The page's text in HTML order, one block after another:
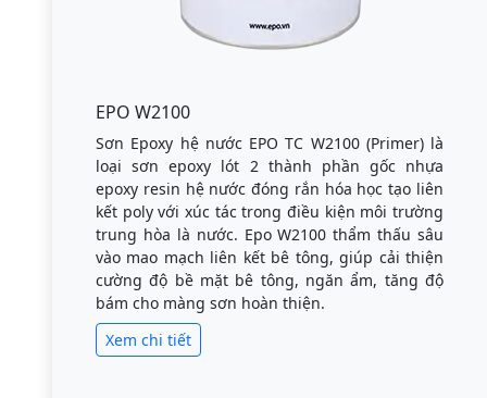
EPO W2100
Sơn Epoxy hệ nước EPO TC W2100 (Primer) là
loại sơn epoxy lót 2 thành phần gốc nhựa
epoxy resin hệ nước đóng rắn hóa học tạo liên
kết poly với xúc tác trong điều kiện môi trường
trung hòa là nước. Epo W2100 thẩm thấu sâu
vào mao mạch liên kết bê tông, giúp cải thiện
cường độ bề mặt bê tông, ngăn ẩm, tăng độ
bám cho màng sơn hoàn thiện.
Xem chi tiết